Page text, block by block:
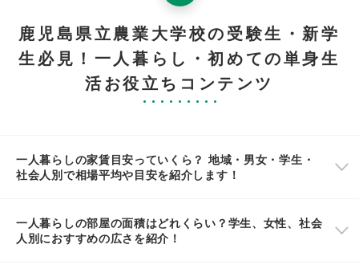
鹿児島県立農業大学校の受験生・新学
生必見！一人暮らし・初めての単身生
活お役立ちコンテンツ
一人暮らしの家賃目安っていくら？ 地域・男女・学生・
社会人別で相場平均や目安を紹介します！
一人暮らしの部屋の面積はどれくらい？学生、女性、社会
人別におすすめの広さを紹介！